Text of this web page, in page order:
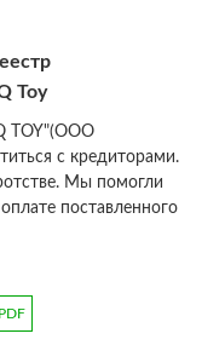
92
Toy
TOY"(ООО
с кредиторами.
Мы помогли
поставленного